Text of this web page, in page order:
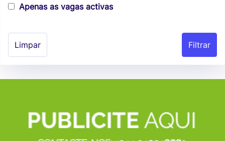
Apenas as vagas activas
Limpar